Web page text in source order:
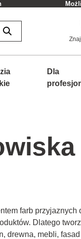
Dla
farb przyjaznych
Dlatego
drewna, mebli,